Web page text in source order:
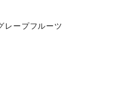
レープフルーツ